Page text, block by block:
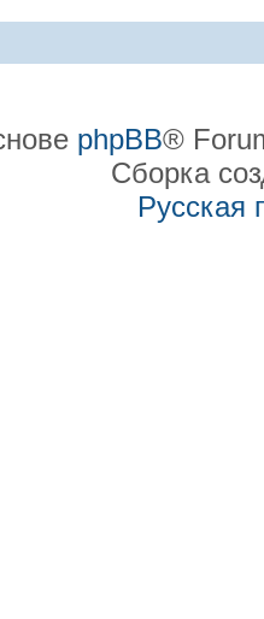
phpBB®
Сборка
Русская